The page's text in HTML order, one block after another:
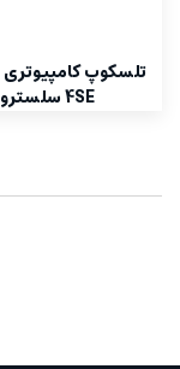
4SE سلسترون